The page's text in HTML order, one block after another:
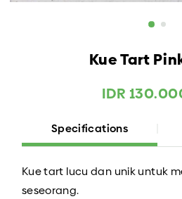
Kue Tart
IDR
Specifications
Kue tart lucu dan unik untuk
seseorang.